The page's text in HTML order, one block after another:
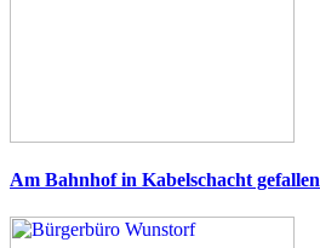
Am Bahnhof in Kabelschacht gefallen